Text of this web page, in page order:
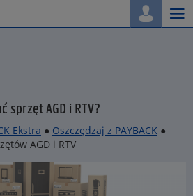
sprzęt AGD i RTV?
Ekstra ● Oszczędzaj z PAYBACK ●
AGD i RTV